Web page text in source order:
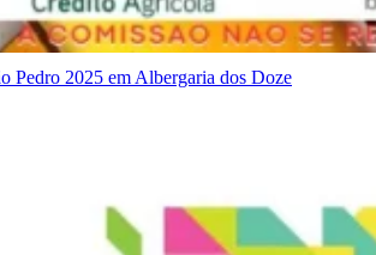
Pedro 2025 em Albergaria dos Doze